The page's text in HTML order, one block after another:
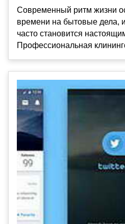
Современный ритм жизни
времени на бытовые дела,
часто становится
Профессиональная